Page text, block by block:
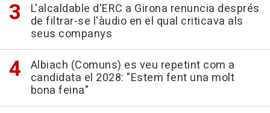
L'alcaldable d'ERC a Girona renuncia després
de filtrar-se l'àudio en el qual criticava als
seus companys
Albiach (Comuns) es veu repetint com a
candidata el 2028: "Estem fent una molt
bona feina"